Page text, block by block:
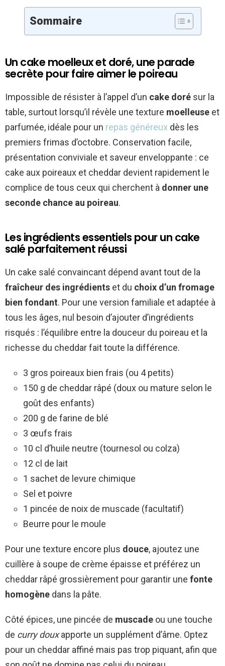
Sommaire
Un cake moelleux et doré, une parade
secrète pour faire aimer le poireau
Impossible de résister à l’appel d’un cake doré sur la
table, surtout lorsqu’il révèle une texture moelleuse et
parfumée, idéale pour un repas généreux dès les
premiers frimas d’octobre. Conservation facile,
présentation conviviale et saveur enveloppante : ce
cake aux poireaux et cheddar devient rapidement le
complice de tous ceux qui cherchent à donner une
seconde chance au poireau.
Les ingrédients essentiels pour un cake
salé parfaitement réussi
Un cake salé convaincant dépend avant tout de la
fraîcheur des ingrédients et du choix d’un fromage
bien fondant. Pour une version familiale et adaptée à
tous les âges, nul besoin d’ajouter d’ingrédients
risqués : l’équilibre entre la douceur du poireau et la
richesse du cheddar fait toute la différence.
3 gros poireaux bien frais (ou 4 petits)
150 g de cheddar râpé (doux ou mature selon le
goût des enfants)
200 g de farine de blé
3 œufs frais
10 cl d’huile neutre (tournesol ou colza)
12 cl de lait
1 sachet de levure chimique
Sel et poivre
1 pincée de noix de muscade (facultatif)
Beurre pour le moule
Pour une texture encore plus douce, ajoutez une
cuillère à soupe de crème épaisse et préférez un
cheddar râpé grossièrement pour garantir une fonte
homogène dans la pâte.
Côté épices, une pincée de muscade ou une touche
de curry douxapporte un supplément d’âme. Optez
pour un cheddar affiné mais pas trop piquant, afin que